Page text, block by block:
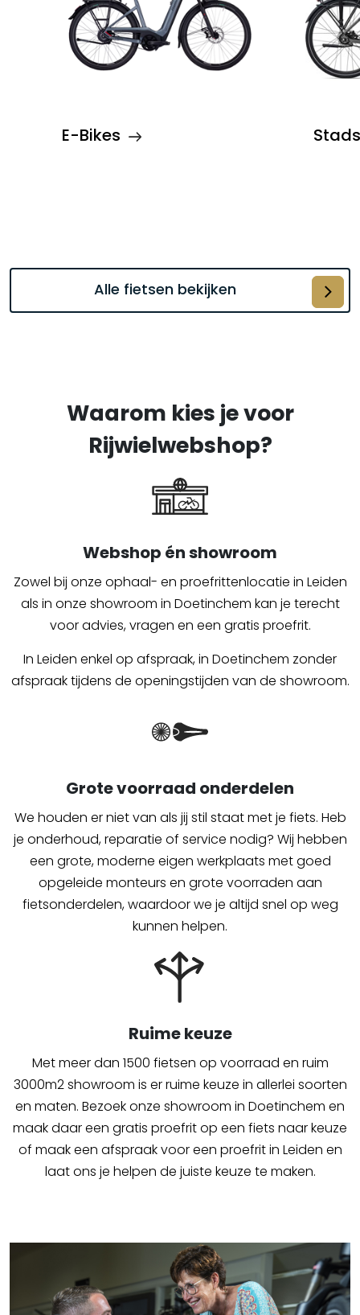
E-Bikes
Alle fietsen bekijken
Waarom kies je voor
Rijwielwebshop?
Webshop én showroom
Zowel bij onze ophaal- en proefrittenlocatie in Leiden
als in onze showroom in Doetinchem kan je terecht
voor advies, vragen en een gratis proefrit.
In Leiden enkel op afspraak, in Doetinchem zonder
afspraak tijdens de openingstijden van de showroom.
Grote voorraad onderdelen
We houden er niet van als jij stil staat met je fiets. Heb
je onderhoud, reparatie of service nodig? Wij hebben
een grote, moderne eigen werkplaats met goed
opgeleide monteurs en grote voorraden aan
fietsonderdelen, waardoor we je altijd snel op weg
kunnen helpen.
Ruime keuze
Met meer dan 1500 fietsen op voorraad en ruim
3000m2 showroom is er ruime keuze in allerlei soorten
en maten. Bezoek onze showroom in Doetinchem en
maak daar een gratis proefrit op een fiets naar keuze
of maak een afspraak voor een proefrit in Leiden en
laat ons je helpen de juiste keuze te maken.